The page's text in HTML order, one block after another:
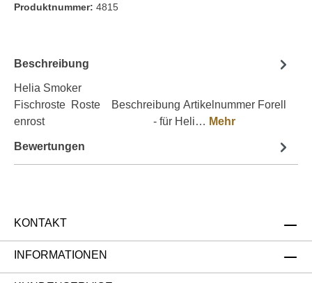
Produktnummer: 4815
Beschreibung
Helia Smoker
Fischroste Roste Beschreibung Artikelnummer Forell
enrost - für Heli… Mehr
Bewertungen
KONTAKT
INFORMATIONEN